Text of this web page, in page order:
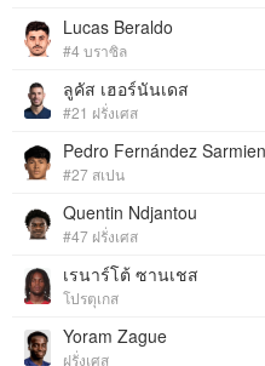
Lucas Beraldo
#4 บราซิล
ลูคัส เฮอร์นันเดส
#21 ฝรั่งเศส
Pedro Fernández
#27 สเปน
Quentin Ndjantou
#47 ฝรั่งเศส
เรนาร์โต้ ซานเชส
โปรตุเกส
Yoram Zague
ฝรั่งเศส